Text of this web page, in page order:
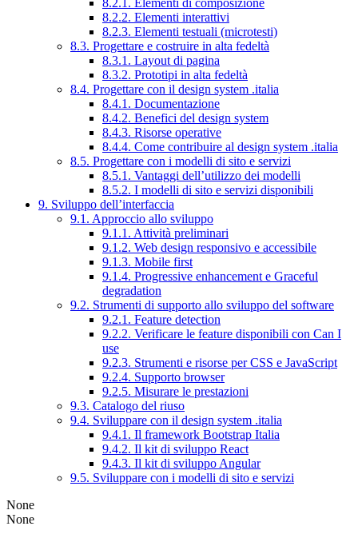
8.2.1. Elementi di composizione
8.2.2. Elementi interattivi
8.2.3. Elementi testuali (microtesti)
8.3. Progettare e costruire in alta fedeltà
8.3.1. Layout di pagina
8.3.2. Prototipi in alta fedeltà
8.4. Progettare con il design system .italia
8.4.1. Documentazione
8.4.2. Benefici del design system
8.4.3. Risorse operative
8.4.4. Come contribuire al design system .italia
8.5. Progettare con i modelli di sito e servizi
8.5.1. Vantaggi dell’utilizzo dei modelli
8.5.2. I modelli di sito e servizi disponibili
9. Sviluppo dell’interfaccia
9.1. Approccio allo sviluppo
9.1.1. Attività preliminari
9.1.2. Web design responsivo e accessibile
9.1.3. Mobile first
9.1.4. Progressive enhancement e Graceful
degradation
9.2. Strumenti di supporto allo sviluppo del software
9.2.1. Feature detection
9.2.2. Verificare le feature disponibili con Can I
use
9.2.3. Strumenti e risorse per CSS e JavaScript
9.2.4. Supporto browser
9.2.5. Misurare le prestazioni
9.3. Catalogo del riuso
9.4. Sviluppare con il design system .italia
9.4.1. Il framework Bootstrap Italia
9.4.2. Il kit di sviluppo React
9.4.3. Il kit di sviluppo Angular
9.5. Sviluppare con i modelli di sito e servizi
None
None